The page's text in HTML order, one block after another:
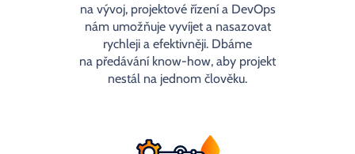
na vývoj, projektové řízení a DevOps
nám umožňuje vyvíjet a nasazovat
rychleji a efektivněji. Dbáme
na předávání know-how, aby projekt
nestál na jednom člověku.